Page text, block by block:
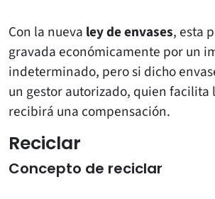
Con la nueva ley de envases, esta
gravada económicamente por un
indeterminado, pero si dicho
un gestor autorizado, quien facilita
recibirá una compensación.
Reciclar
Concepto de reciclar